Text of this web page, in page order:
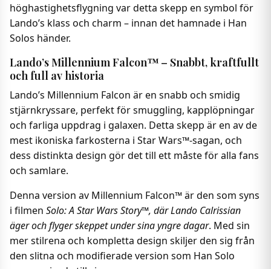
höghastighetsflygning var detta skepp en symbol för
Lando’s klass och charm – innan det hamnade i Han
Solos händer.
Lando’s Millennium Falcon™ – Snabbt, kraftfullt
och full av historia
Lando’s Millennium Falcon är en snabb och smidig
stjärnkryssare, perfekt för smuggling, kapplöpningar
och farliga uppdrag i galaxen. Detta skepp är en av de
mest ikoniska farkosterna i Star Wars™-sagan, och
dess distinkta design gör det till ett måste för alla fans
och samlare.
Denna version av Millennium Falcon™ är den som syns
i filmen Solo: A Star Wars Story™, där Lando Calrissian
äger och flyger skeppet under sina yngre dagar. Med sin
mer stilrena och kompletta design skiljer den sig från
den slitna och modifierade version som Han Solo